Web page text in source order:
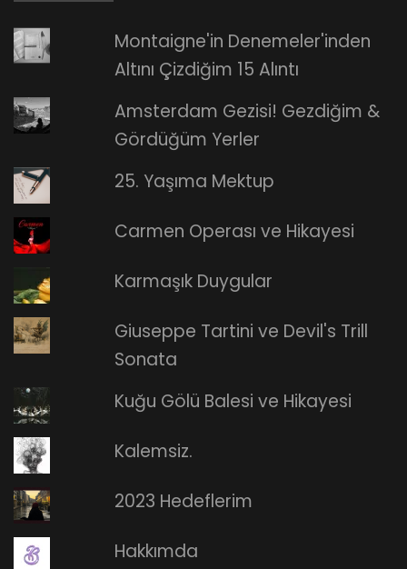
Montaigne'in Denemeler'inden
Altını Çizdiğim 15 Alıntı
Amsterdam Gezisi! Gezdiğim &
Gördüğüm Yerler
25. Yaşıma Mektup
Carmen Operası ve Hikayesi
Karmaşık Duygular
Giuseppe Tartini ve Devil's Trill
Sonata
Kuğu Gölü Balesi ve Hikayesi
Kalemsiz.
2023 Hedeflerim
Hakkımda